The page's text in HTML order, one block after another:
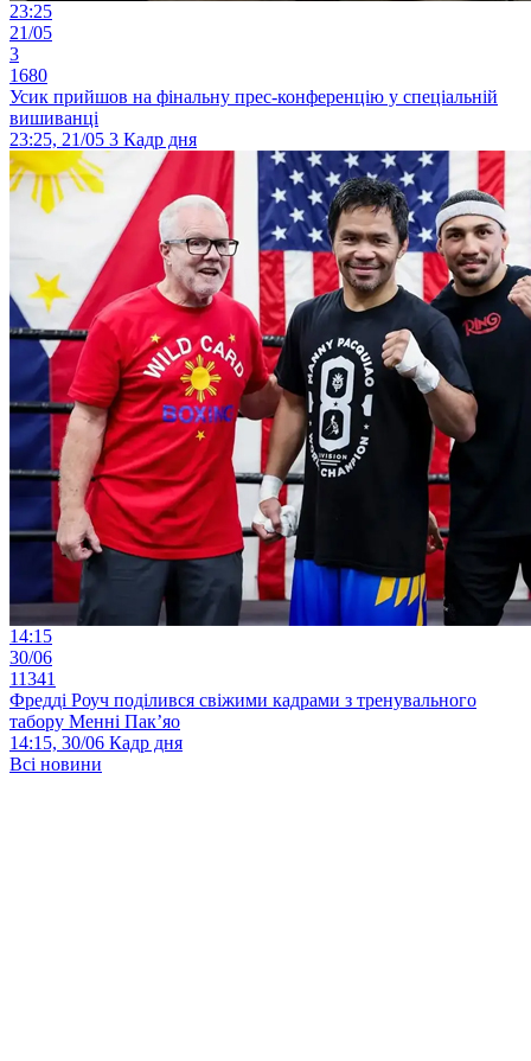
23:25
21/05
3
1680
Усик прийшов на фінальну прес-конференцію у спеціальній
вишиванці
23:25, 21/05 3 Кадр дня
14:15
30/06
11341
Фредді Роуч поділився свіжими кадрами з тренувального
табору Менні Пак’яо
14:15, 30/06 Кадр дня
Всі новини